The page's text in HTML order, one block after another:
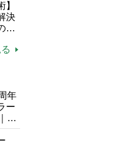
れ
】
決
上
年
ー
流
法
し